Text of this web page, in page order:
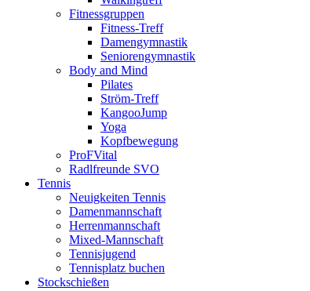
Fitnessgruppen
Fitness-Treff
Damengymnastik
Seniorengymnastik
Body and Mind
Pilates
Ström-Treff
KangooJump
Yoga
Kopfbewegung
ProFVital
Radlfreunde SVO
Tennis
Neuigkeiten Tennis
Damenmannschaft
Herrenmannschaft
Mixed-Mannschaft
Tennisjugend
Tennisplatz buchen
Stockschießen